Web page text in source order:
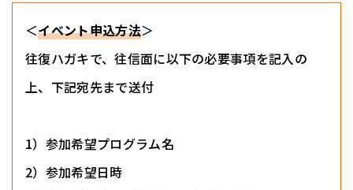
＜イベント申込方法＞
往復ハガキで、往信面に以下の必要事項を記入の
上、下記宛先まで送付
1）参加希望プログラム名
2）参加希望日時